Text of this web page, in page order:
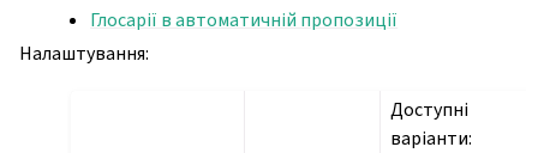
Глосарії в автоматичній пропозиції
Налаштування:
Доступні
варіанти: